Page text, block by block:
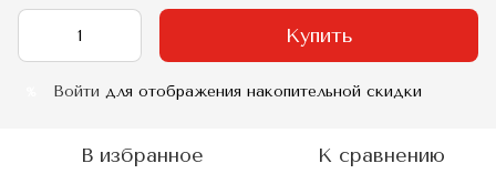
Купить
Войти для отображения накопительной скидки
В избранное К сравнению